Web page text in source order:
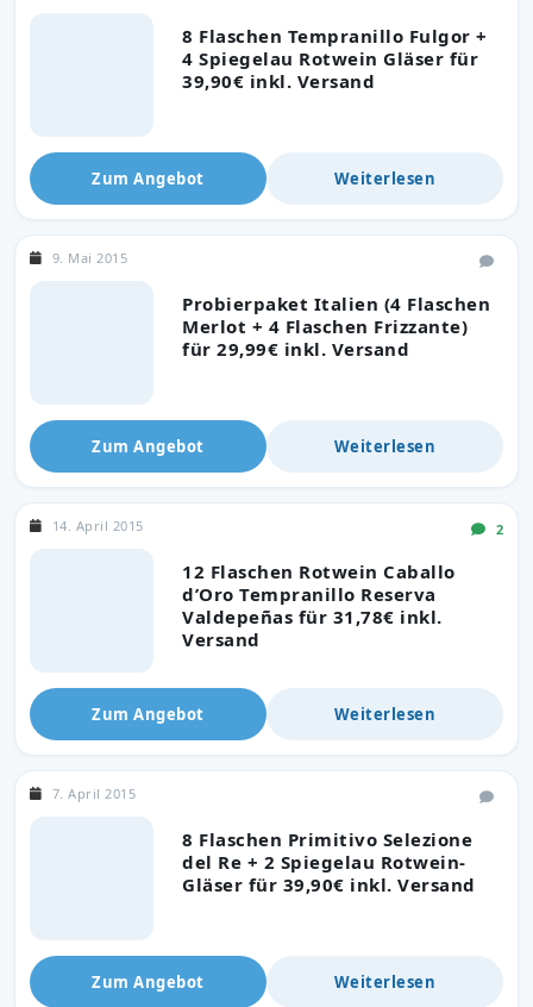
8 Flaschen Tempranillo Fulgor +
4 Spiegelau Rotwein Gläser für
39,90€ inkl. Versand
Zum Angebot Weiterlesen
Probierpaket Italien (4 Flaschen
Merlot + 4 Flaschen Frizzante)
für 29,99€ inkl. Versand
9. Mai 2015
Zum Angebot Weiterlesen
12 Flaschen Rotwein Caballo
d’Oro Tempranillo Reserva
Valdepeñas für 31,78€ inkl.
Versand
14. April 2015 2
Zum Angebot Weiterlesen
8 Flaschen Primitivo Selezione
del Re + 2 Spiegelau Rotwein-
Gläser für 39,90€ inkl. Versand
7. April 2015
Zum Angebot Weiterlesen